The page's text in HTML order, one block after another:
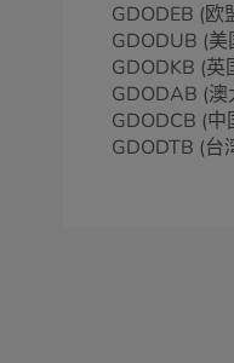
GDODEB (欧
GDODUB (
GDODKB (英
GDODAB (
GDODCB (
GDODTB (台